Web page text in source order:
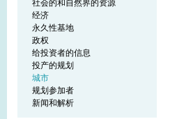
社会的和自然界的资源
经济
永久性基地
政权
给投资者的信息
投产的规划
城市
规划参加者
新闻和解析